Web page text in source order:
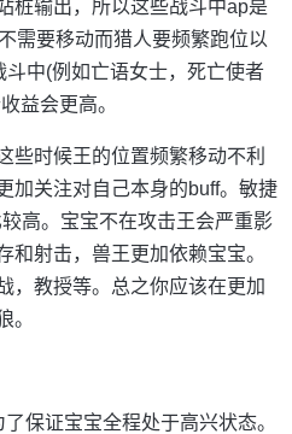
桩输出，所以这些战斗中ap是
需要移动而猎人要频繁跑位以
中(例如亡语女士，死亡使者
益会更高。
些时候王的位置频繁移动不利
加关注对自己本身的buff。敏捷
高。宝宝不在攻击王会严重影
和射击，兽王更加依赖宝宝。
，教授等。总之你应该在更加
。
保证宝宝全程处于高兴状态。